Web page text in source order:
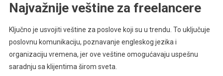
Najvažnije veštine za freelancere
Ključno je usvojiti veštine za poslove koji su u trendu. To uključuje
poslovnu komunikaciju, poznavanje engleskog jezika i
organizaciju vremena, jer ove veštine omogućavaju uspešnu
saradnju sa klijentima širom sveta.